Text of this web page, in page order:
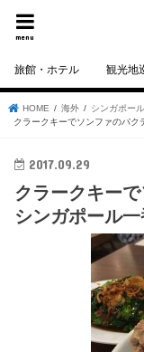
menu
旅館・ホテル 観光地
HOME 海外
シンガポール
クラークキーでソンファのバ
2017.09.29
クラークキー
シンガポール